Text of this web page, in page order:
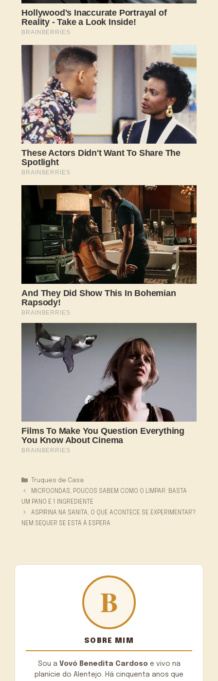
Categorias
Truques de Casa
MICROONDAS, POUCOS SABEM COMO O LIMPAR: BASTA
UM PANO E 1 INGREDIENTE
ASPIRINA NA SANITA, O QUE ACONTECE SE EXPERIMENTAR?
NEM SEQUER SE ESTÁ À ESPERA
SOBRE MIM
Sou a Vovó Benedita Cardosoe vivo na
planície do Alentejo. Há cinquenta anos que